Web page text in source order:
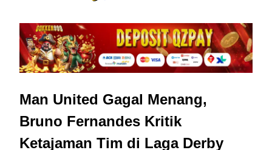
Man United Gagal Menang,
Bruno Fernandes Kritik
Ketajaman Tim di Laga Derby